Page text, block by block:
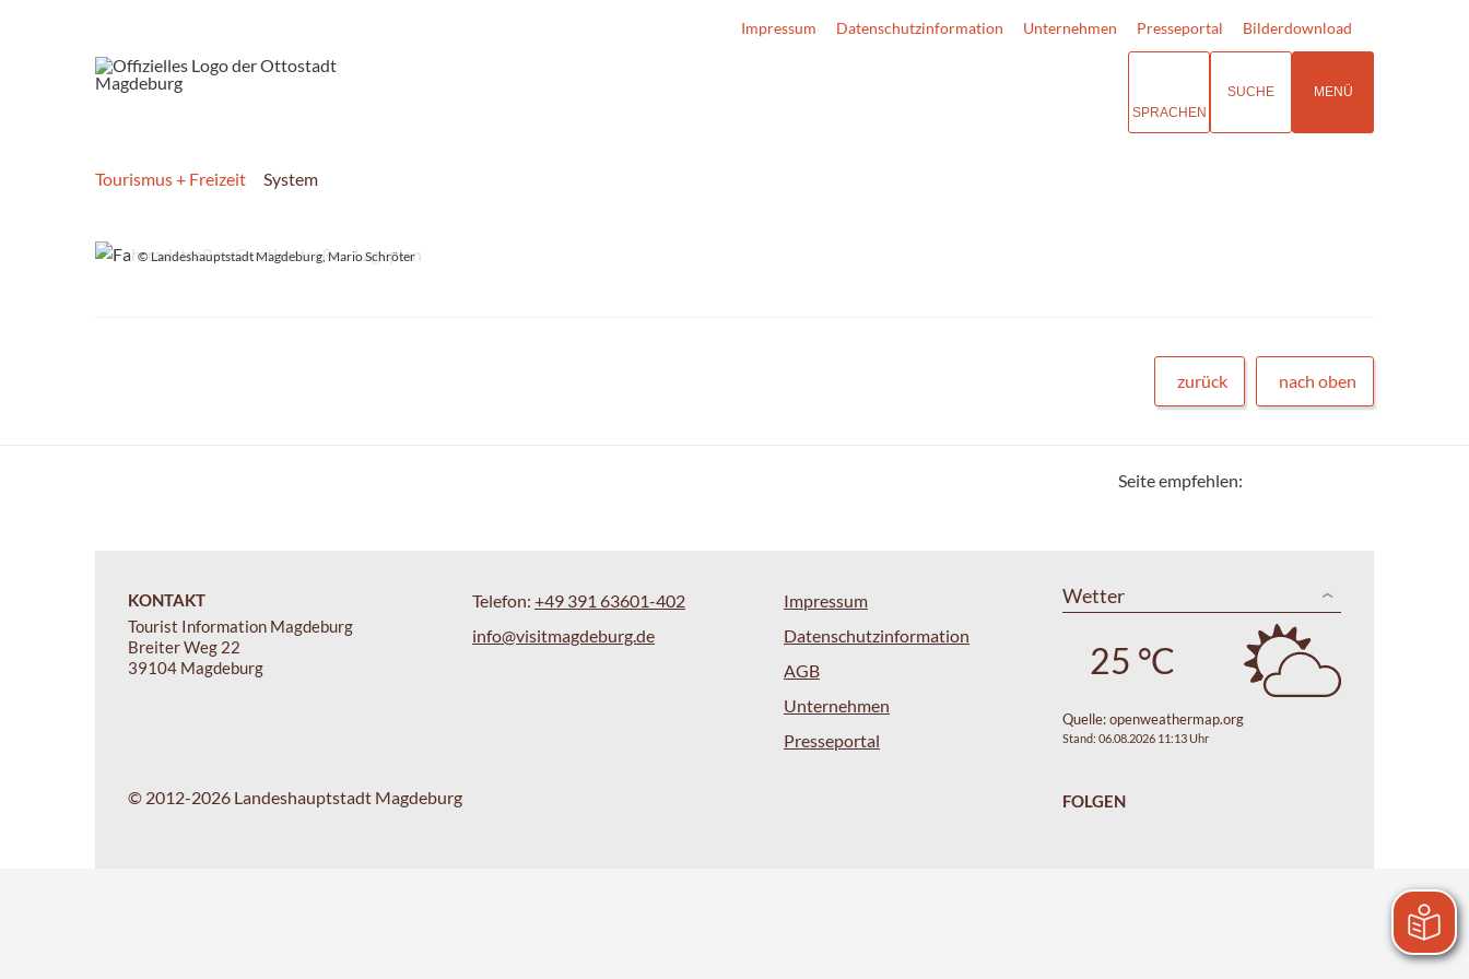
Impressum Datenschutzinformation Unternehmen Presseportal Bilderdownload
SPRACHEN
SUCHE MENÜ
Tourismus + Freizeit System
© Landeshauptstadt Magdeburg, Mario Schröter
zurück nach oben
Seite empfehlen:
KONTAKT
Tourist Information Magdeburg
Breiter Weg 22
39104 Magdeburg
Telefon: +49 391 63601-402
info@visitmagdeburg.de
Impressum
Datenschutzinformation
AGB
Unternehmen
Presseportal
Wetter
25 °C
Quelle:openweathermap.org
Stand: 06.08.2026 11:13 Uhr
© 2012-2026 Landeshauptstadt Magdeburg FOLGEN